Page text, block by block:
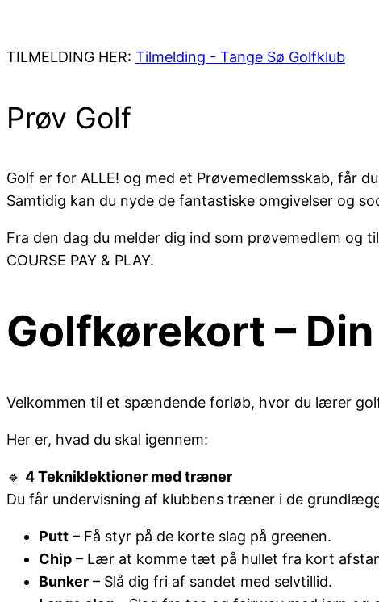
TILMELDING HER: Tilmelding - Tange Sø Golfklub
Prøv Golf
Golf er for ALLE! og med et Prøvemedlemsskab, får
Samtidig kan du nyde de fantastiske omgivelser og
Fra den dag du melder dig ind som prøvemedlem
COURSE PAY & PLAY.
Golfkørekort –
Velkommen til et spændende forløb, hvor du lærer
Her er, hvad du skal igennem:
🔹 4 Tekniklektioner med træner
Du får undervisning af klubbens træner i de
Putt – Få styr på de korte slag på greenen.
Chip – Lær at komme tæt på hullet fra kort
Bunker – Slå dig fri af sandet med selvtillid.